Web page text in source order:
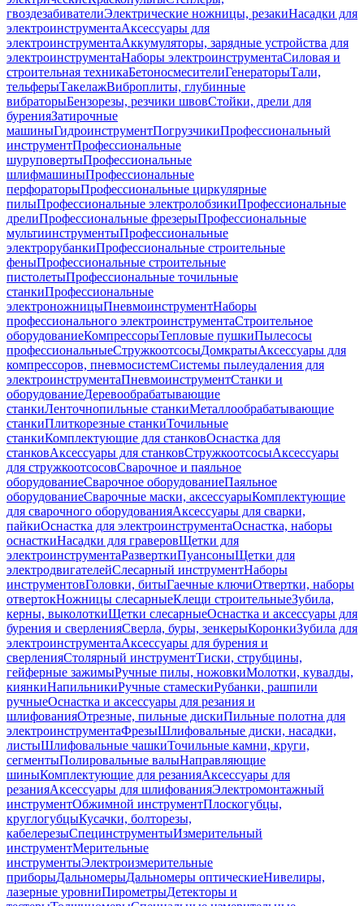
гвоздезабивателиЭлектрические ножницы, резакиНасадки для
электроинструментаАксессуары для
электроинструментаАккумуляторы, зарядные устройства для
электроинструментаНаборы электроинструментаСиловая и
строительная техникаБетоносмесителиГенераторыТали,
тельферыТакелажВиброплиты, глубинные
вибраторыБензорезы, резчики швовСтойки, дрели для
буренияЗатирочные
машиныГидроинструментПогрузчикиПрофессиональный
инструментПрофессиональные
шуруповертыПрофессиональные
шлифмашиныПрофессиональные
перфораторыПрофессиональные циркулярные
пилыПрофессиональные электролобзикиПрофессиональные
дрелиПрофессиональные фрезерыПрофессиональные
мультиинструментыПрофессиональные
электрорубанкиПрофессиональные строительные
феныПрофессиональные строительные
пистолетыПрофессиональные точильные
станкиПрофессиональные
электроножницыПневмоинструментНаборы
профессионального электроинструментаСтроительное
оборудованиеКомпрессорыТепловые пушкиПылесосы
профессиональныеСтружкоотсосыДомкратыАксессуары для
компрессоров, пневмосистемСистемы пылеудаления для
электроинструментаПневмоинструментСтанки и
оборудованиеДеревообрабатывающие
станкиЛенточнопильные станкиМеталлообрабатывающие
станкиПлиткорезные станкиТочильные
станкиКомплектующие для станковОснастка для
станковАксессуары для станковСтружкоотсосыАксессуары
для стружкоотсосовСварочное и паяльное
оборудованиеСварочное оборудованиеПаяльное
оборудованиеСварочные маски, аксессуарыКомплектующие
для сварочного оборудованияАксессуары для сварки,
пайкиОснастка для электроинструментаОснастка, наборы
оснасткиНасадки для граверовЩетки для
электроинструментаРазверткиПуансоныЩетки для
электродвигателейСлесарный инструментНаборы
инструментовГоловки, битыГаечные ключиОтвертки, наборы
отвертокНожницы слесарныеКлещи строительныеЗубила,
керны, выколоткиЩетки слесарныеОснастка и аксессуары для
бурения и сверленияСверла, буры, зенкерыКоронкиЗубила для
электроинструментаАксессуары для бурения и
сверленияСтолярный инструментТиски, струбцины,
гейферные зажимыРучные пилы, ножовкиМолотки, кувалды,
киянкиНапильникиРучные стамескиРубанки, рашпили
ручныеОснастка и аксессуары для резания и
шлифованияОтрезные, пильные дискиПильные полотна для
электроинструментаФрезыШлифовальные диски, насадки,
листыШлифовальные чашкиТочильные камни, круги,
сегментыПолировальные валыНаправляющие
шиныКомплектующие для резанияАксессуары для
резанияАксессуары для шлифованияЭлектромонтажный
инструментОбжимной инструментПлоскогубцы,
круглогубцыКусачки, болторезы,
кабелерезыСпецинструментыИзмерительный
инструментМерительные
инструментыЭлектроизмерительные
приборыДальномерыДальномеры оптическиеНивелиры,
лазерные уровниПирометрыДетекторы и